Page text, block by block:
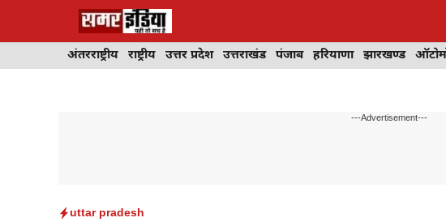
अंतरराष्ट्रीय राष्ट्रीय उत्तर प्रदेश उत्तराखंड पंजाब हरियाणा झारखण्ड
---Advertisement---
uttar pradesh